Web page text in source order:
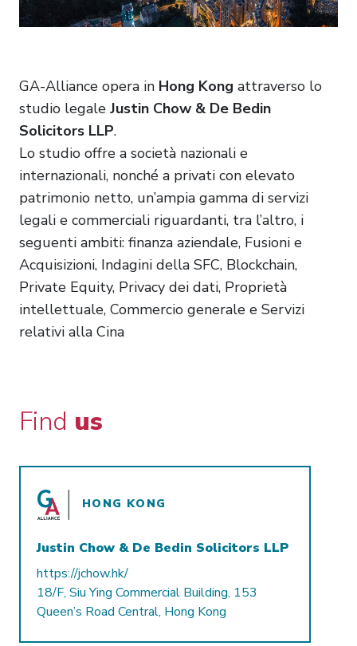
GA-Alliance opera in Hong Kong attraverso lo
studio legale Justin Chow & De Bedin
Solicitors LLP.
Lo studio offre a società nazionali e
internazionali, nonché a privati con elevato
patrimonio netto, un’ampia gamma di servizi
legali e commerciali riguardanti, tra l’altro, i
seguenti ambiti: finanza aziendale, Fusioni e
Acquisizioni, Indagini della SFC, Blockchain,
Private Equity, Privacy dei dati, Proprietà
intellettuale, Commercio generale e Servizi
relativi alla Cina
Find us
HONG KONG
Justin Chow & De Bedin Solicitors LLP
https://jchow.hk/
18/F, Siu Ying Commercial Building, 153
Queen’s Road Central, Hong Kong